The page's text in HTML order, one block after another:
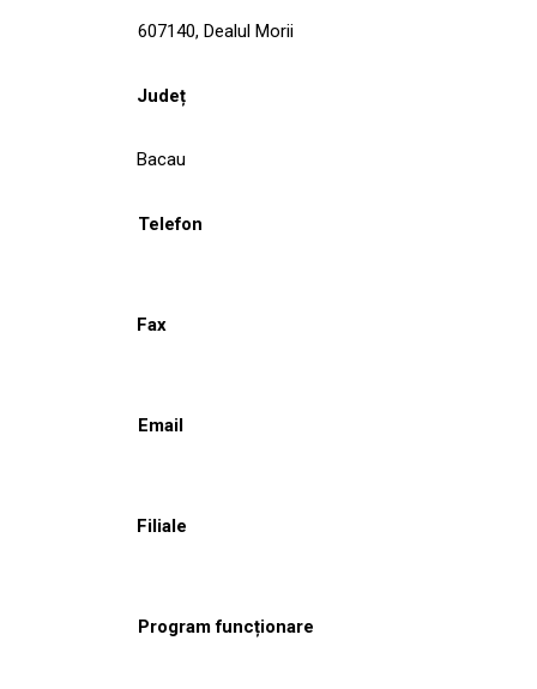
607140, Dealul Morii
Județ
Bacau
Telefon
Fax
Email
Filiale
Program funcționare